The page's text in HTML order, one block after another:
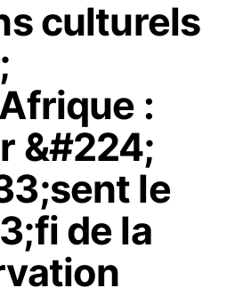
culturels
:
&#224;
le
de la